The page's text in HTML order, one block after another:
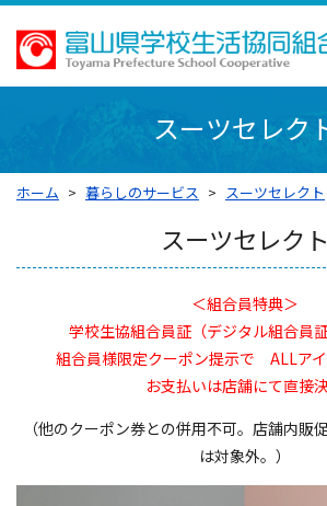
スーツセレク
ホーム 暮らしのサービス スーツセレクト
スーツセレクト
＜組合員特典＞
学校生協組合員証（デジタル組合員
組合員様限定クーポン提示で ALLアイ
お支払いは店舗にて直接
（他のクーポン券との併用不可。店舗内販
は対象外。）